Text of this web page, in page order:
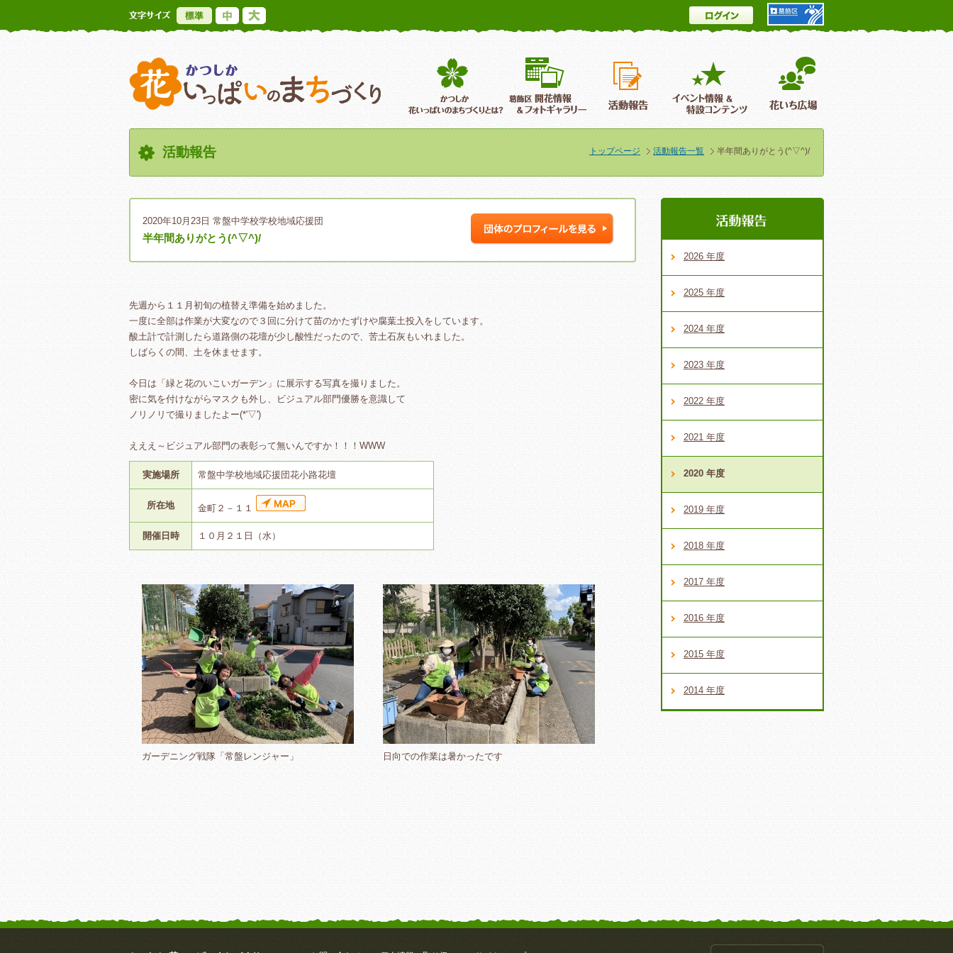
標準 ログイン
かつしか花いっぱいのまちづくり葛飾区花いっぱいのまちづくりとは葛飾区開花情報＆フォトギャラリー イベント情報 ＆特設コンテンツ
活動報告 トップページ 活動報告一覧 半年間ありがとう(^▽^)/
2020年10月23日 常盤中学校学校地域応援団
半年間ありがとう(^▽^)/
先週から１１月初旬の植替え準備を始めました。
一度に全部は作業が大変なので３回に分けて苗のかたずけや腐葉土投入をしています。
酸土計で計測したら道路側の花壇が少し酸性だったので、苦土石灰もいれました。
しばらくの間、土を休ませます。
今日は「緑と花のいこいガーデン」に展示する写真を撮りました。
密に気を付けながらマスクも外し、ビジュアル部門優勝を意識して
ノリノリで撮りましたよー(*'▽')
えええ～ビジュアル部門の表彰って無いんですか！！！WWW
実施場所 常盤中学校地域応援団花小路花壇
所在地 金町２－１１
開催日時 １０月２１日（水）
ガーデニング戦隊「常盤レンジャー」 日向での作業は暑かったです
2026 年度
2025 年度
2024 年度
2023 年度
2022 年度
2021 年度
2020 年度
2019 年度
2018 年度
2017 年度
2016 年度
2015 年度
2014 年度